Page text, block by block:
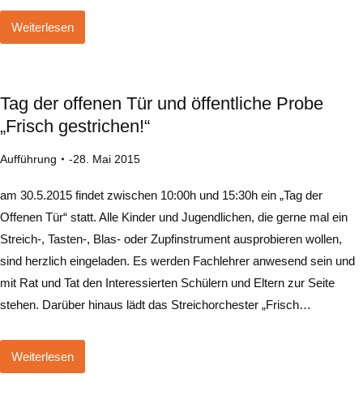
Weiterlesen
Tag der offenen Tür und öffentliche Probe
„Frisch gestrichen!“
Aufführung 28. Mai 2015
am 30.5.2015 findet zwischen 10:00h und 15:30h ein „Tag der
Offenen Tür“ statt. Alle Kinder und Jugendlichen, die gerne mal ein
Streich-, Tasten-, Blas- oder Zupfinstrument ausprobieren wollen,
sind herzlich eingeladen. Es werden Fachlehrer anwesend sein und
mit Rat und Tat den Interessierten Schülern und Eltern zur Seite
stehen. Darüber hinaus lädt das Streichorchester „Frisch…
Weiterlesen